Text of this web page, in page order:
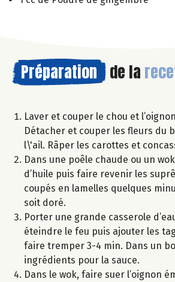
Préparation de la
Laver et couper le chou et
Détacher et couper les fleurs du
l\'ail. Râper les carottes et
Dans une poêle chaude ou un
d’huile puis faire revenir les
coupés en lamelles quelques
soit doré.
Porter une grande casserole
éteindre le feu puis ajouter les
faire tremper 3-4 min. Dans un
ingrédients pour la sauce.
Dans le wok, faire suer l’oignon